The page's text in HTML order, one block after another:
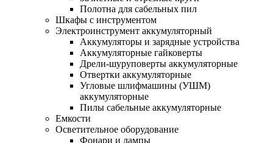
Полотна для сабельных пил
Шкафы с инструментом
Электроинструмент аккумуляторный
Аккумуляторы и зарядные устройства
Аккумуляторные гайковерты
Дрели-шуруповерты аккумуляторные
Отвертки аккумуляторные
Угловые шлифмашины (УШМ)
аккумуляторные
Пилы сабельные аккумуляторные
Емкости
Осветительное оборудование
Фонари и лампы